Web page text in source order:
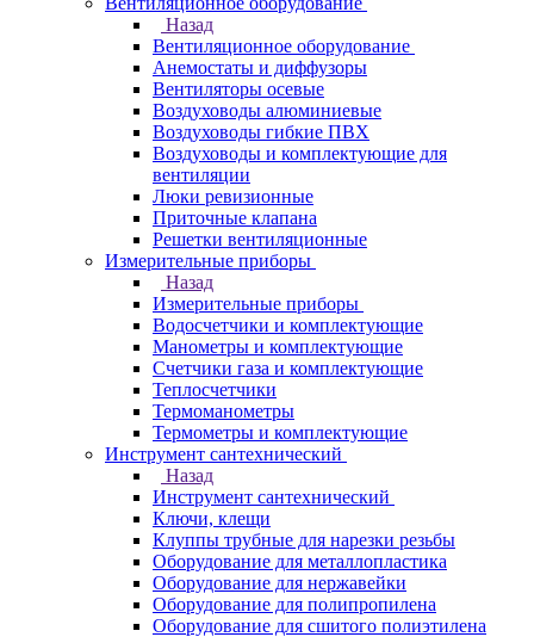
Назад
Вентиляционное оборудование
Анемостаты и диффузоры
Вентиляторы осевые
Воздуховоды алюминиевые
Воздуховоды гибкие ПВХ
Воздуховоды и комплектующие для
вентиляции
Люки ревизионные
Приточные клапана
Решетки вентиляционные
Измерительные приборы
Назад
Измерительные приборы
Водосчетчики и комплектующие
Манометры и комплектующие
Счетчики газа и комплектующие
Теплосчетчики
Термоманометры
Термометры и комплектующие
Инструмент сантехнический
Назад
Инструмент сантехнический
Ключи, клещи
Клуппы трубные для нарезки резьбы
Оборудование для металлопластика
Оборудование для нержавейки
Оборудование для полипропилена
Оборудование для сшитого полиэтилена